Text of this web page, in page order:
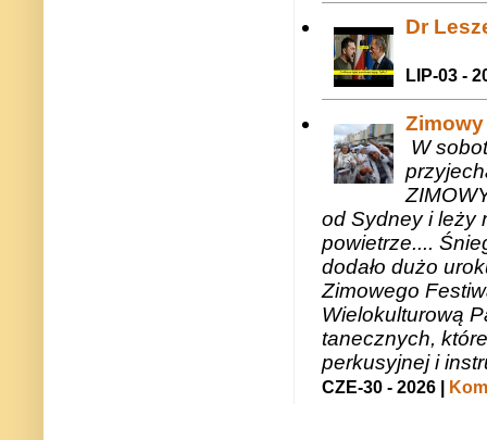
Dr
LIP-03 -
W
od Sydney i leży
powietrze....
dodało dużo
Zimowego
Wielokulturową
tanecznych,
perkusyjnej i
CZE-30 - 2026 |